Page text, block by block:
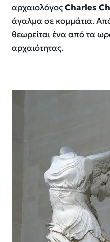
αρχαιολόγοςCharles
άγαλμα σε κομμάτια.
θεωρείται ένα από τα
αρχαιότητας.